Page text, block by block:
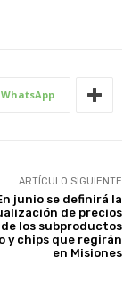
WhatsApp
ARTÍCULO SIGUIENTE
junio se definirá la
de precios
los subproductos
y chips que regirán
en Misiones